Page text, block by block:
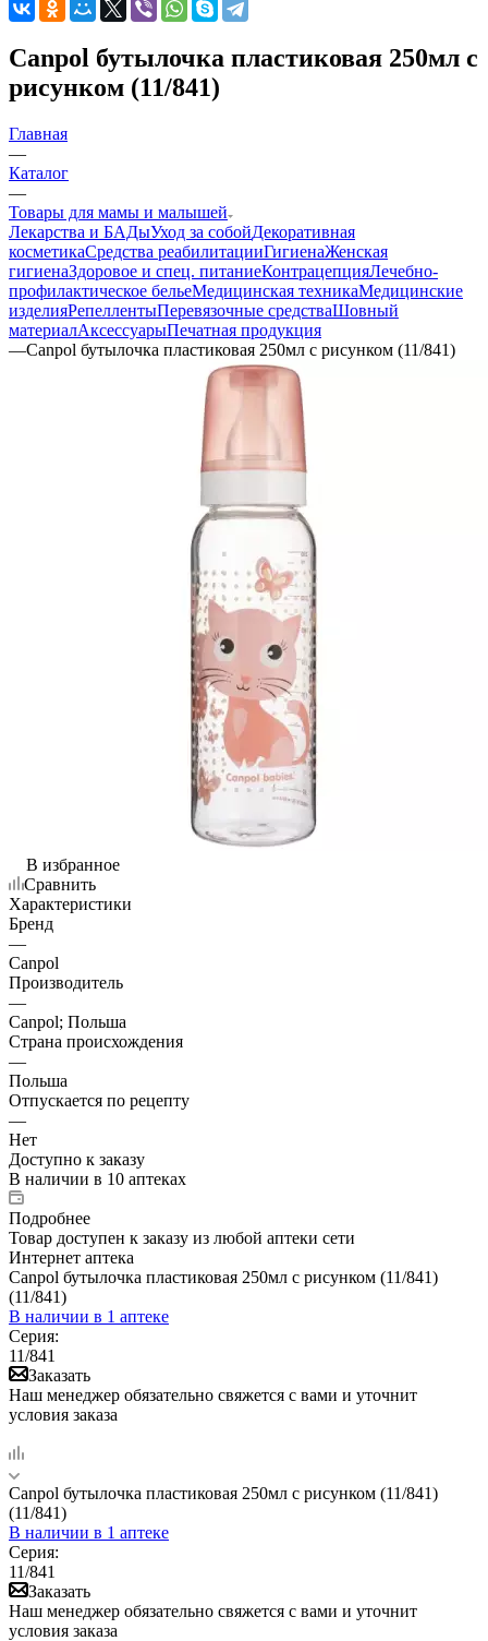
Canpol бутылочка пластиковая 250мл с
рисунком (11/841)
Главная
—
Каталог
—
Товары для мамы и малышей
Лекарства и БАДыУход за собойДекоративная
косметикаСредства реабилитацииГигиенаЖенская
гигиенаЗдоровое и спец. питаниеКонтрацепцияЛечебно-
профилактическое бельеМедицинская техникаМедицинские
изделияРепеллентыПеревязочные средстваШовный
материалАксессуарыПечатная продукция
—Canpol бутылочка пластиковая 250мл с рисунком (11/841)
В избранное
Сравнить
Характеристики
Бренд
—
Canpol
Производитель
—
Canpol; Польша
Страна происхождения
—
Польша
Отпускается по рецепту
—
Нет
Доступно к заказу
В наличии в 10 аптеках
Подробнее
Товар доступен к заказу из любой аптеки сети
Интернет аптека
Canpol бутылочка пластиковая 250мл с рисунком (11/841)
(11/841)
В наличии в 1 аптеке
Серия:
11/841
Заказать
Наш менеджер обязательно свяжется с вами и уточнит
условия заказа
Canpol бутылочка пластиковая 250мл с рисунком (11/841)
(11/841)
В наличии в 1 аптеке
Серия:
11/841
Заказать
Наш менеджер обязательно свяжется с вами и уточнит
условия заказа